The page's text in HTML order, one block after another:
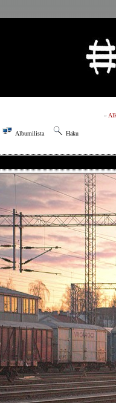
»
Albumilista Haku